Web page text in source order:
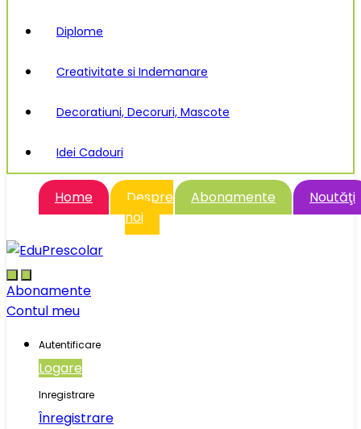
Diplome
Creativitate si Indemanare
Decoratiuni, Decoruri, Mascote
Idei Cadouri
Home
Despre
noi
Abonamente Noutăţi
Abonamente
Contul meu
Autentificare
Logare
Inregistrare
Înregistrare